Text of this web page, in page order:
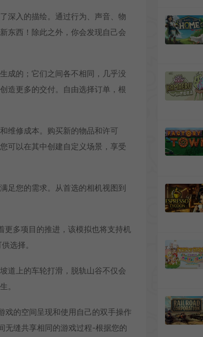
深入的描绘。通过行为、声音、物
东西！除此之外，你会发现自己会
成的；它们之间各不相同，几乎没
造更多的交付。自由选择订单，根
维修成本。购买新的物品和许可
可以在其中创建自定义场景，享受
足您的需求。从首选的相机视图到
更多项目的推进，该模拟也将支持机
选择。
道上的车轮打滑，脱轨山谷不仅会
。
戏的空间呈现和使用自己的双手操作
无缝共享相同的游戏过程-根据您的